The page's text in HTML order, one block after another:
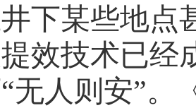
下某些地点
提效技术已经
无人则安”。